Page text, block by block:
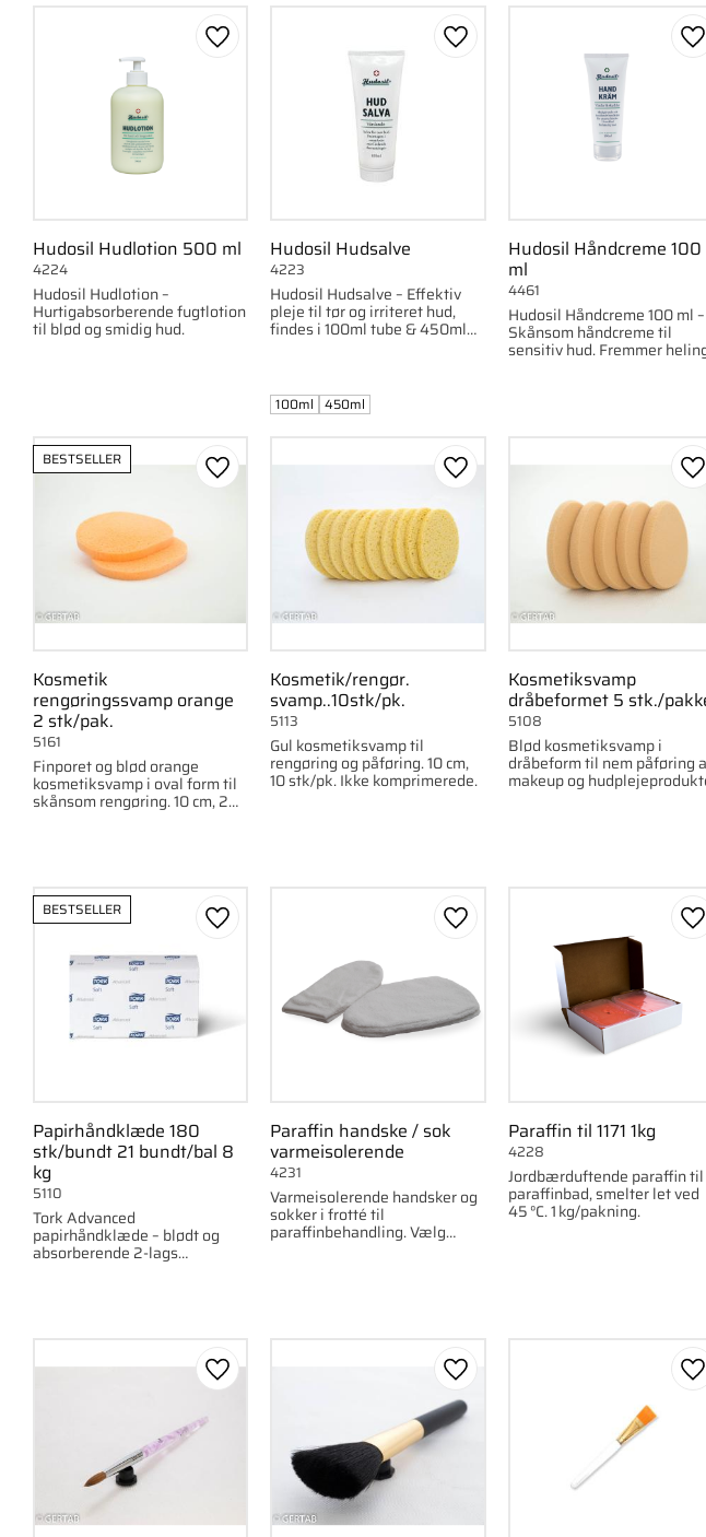
Hudosil Hudlotion 500 ml
Hudosil Hudlotion –
Hurtigabsorberende fugtlotion
til blød og smidig hud.
4224
Gem som favorit
Hudosil Hudsalve
Hudosil Hudsalve – Effektiv
pleje til tør og irriteret hud,
findes i 100ml tube & 450ml
4223
Gem som favorit
100ml 450ml
Hudosil Håndcreme 100
ml
Hudosil Håndcreme 100 ml –
Skånsom håndcreme til
sensitiv hud. Fremmer
4461
Kosmetik
rengøringssvamp orange
2 stk/pak.
Finporet og blød orange
kosmetiksvamp i oval form til
skånsom rengøring. 10 cm, 2
5161
BESTSELLER
Gem som favorit
Kosmetik/rengør.
svamp..10stk/pk.
Gul kosmetiksvamp til
rengøring og påføring. 10 cm,
10 stk/pk. Ikke komprimerede.
5113
Gem som favorit
Kosmetiksvamp
dråbeformet 5 stk./
Blød kosmetiksvamp i
dråbeform til nem påføring
makeup og
5 stk./pakke.
5108
Papirhåndklæde 180
stk/bundt 21 bundt/bal 8
kg
Tork Advanced
papirhåndklæde – blødt og
absorberende 2-lags
håndtørrepapir. 180 ark pr.
5110
BESTSELLER
Gem som favorit
Paraffin handske / sok
varmeisolerende
Varmeisolerende handsker og
sokker i frotté til
paraffinbehandling. Vælg
model: handske eller sok.
4231
Gem som favorit
Paraffin til 1171 1kg
Jordbærduftende paraffin til
paraffinbad, smelter let ved
45 °C. 1 kg/pakning.
4228
Gem som favorit Gem som favorit